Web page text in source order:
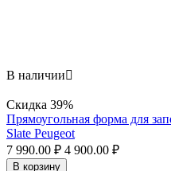
В наличии
Скидка 39%
Прямоугольная форма для
Slate Peugeot
7 990.00 ₽ 4 900.00 ₽
В корзину